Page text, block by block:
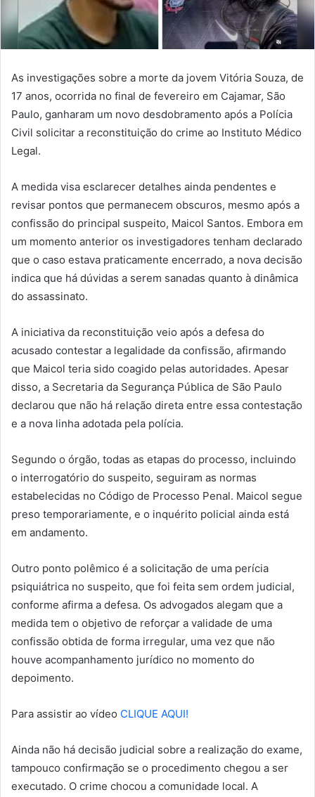
As investigações sobre a morte da jovem Vitória Souza, de
17 anos, ocorrida no final de fevereiro em Cajamar, São
Paulo, ganharam um novo desdobramento após a Polícia
Civil solicitar a reconstituição do crime ao Instituto Médico
Legal.
A medida visa esclarecer detalhes ainda pendentes e
revisar pontos que permanecem obscuros, mesmo após a
confissão do principal suspeito, Maicol Santos. Embora em
um momento anterior os investigadores tenham declarado
que o caso estava praticamente encerrado, a nova decisão
indica que há dúvidas a serem sanadas quanto à dinâmica
do assassinato.
A iniciativa da reconstituição veio após a defesa do
acusado contestar a legalidade da confissão, afirmando
que Maicol teria sido coagido pelas autoridades. Apesar
disso, a Secretaria da Segurança Pública de São Paulo
declarou que não há relação direta entre essa contestação
e a nova linha adotada pela polícia.
Segundo o órgão, todas as etapas do processo, incluindo
o interrogatório do suspeito, seguiram as normas
estabelecidas no Código de Processo Penal. Maicol segue
preso temporariamente, e o inquérito policial ainda está
em andamento.
Outro ponto polêmico é a solicitação de uma perícia
psiquiátrica no suspeito, que foi feita sem ordem judicial,
conforme afirma a defesa. Os advogados alegam que a
medida tem o objetivo de reforçar a validade de uma
confissão obtida de forma irregular, uma vez que não
houve acompanhamento jurídico no momento do
depoimento.
Para assistir ao vídeo CLIQUE AQUI!
Ainda não há decisão judicial sobre a realização do exame,
tampouco confirmação se o procedimento chegou a ser
executado. O crime chocou a comunidade local. A